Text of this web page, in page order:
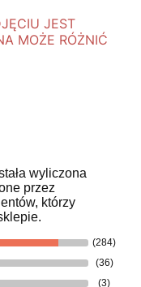
JEST
MOŻE RÓŻNIĆ
wyliczona
przez
którzy
(284)
(36)
(3)